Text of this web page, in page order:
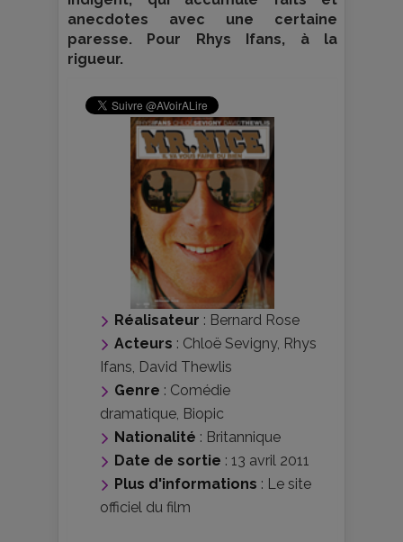
anecdotes avec une certaine
paresse. Pour Rhys Ifans, à la
rigueur.
Réalisateur : Bernard Rose
Acteurs : Chloë Sevigny, Rhys
Ifans, David Thewlis
Genre : Comédie
dramatique, Biopic
Nationalité : Britannique
Date de sortie : 13 avril 2011
Plus d'informations : Le site
officiel du film